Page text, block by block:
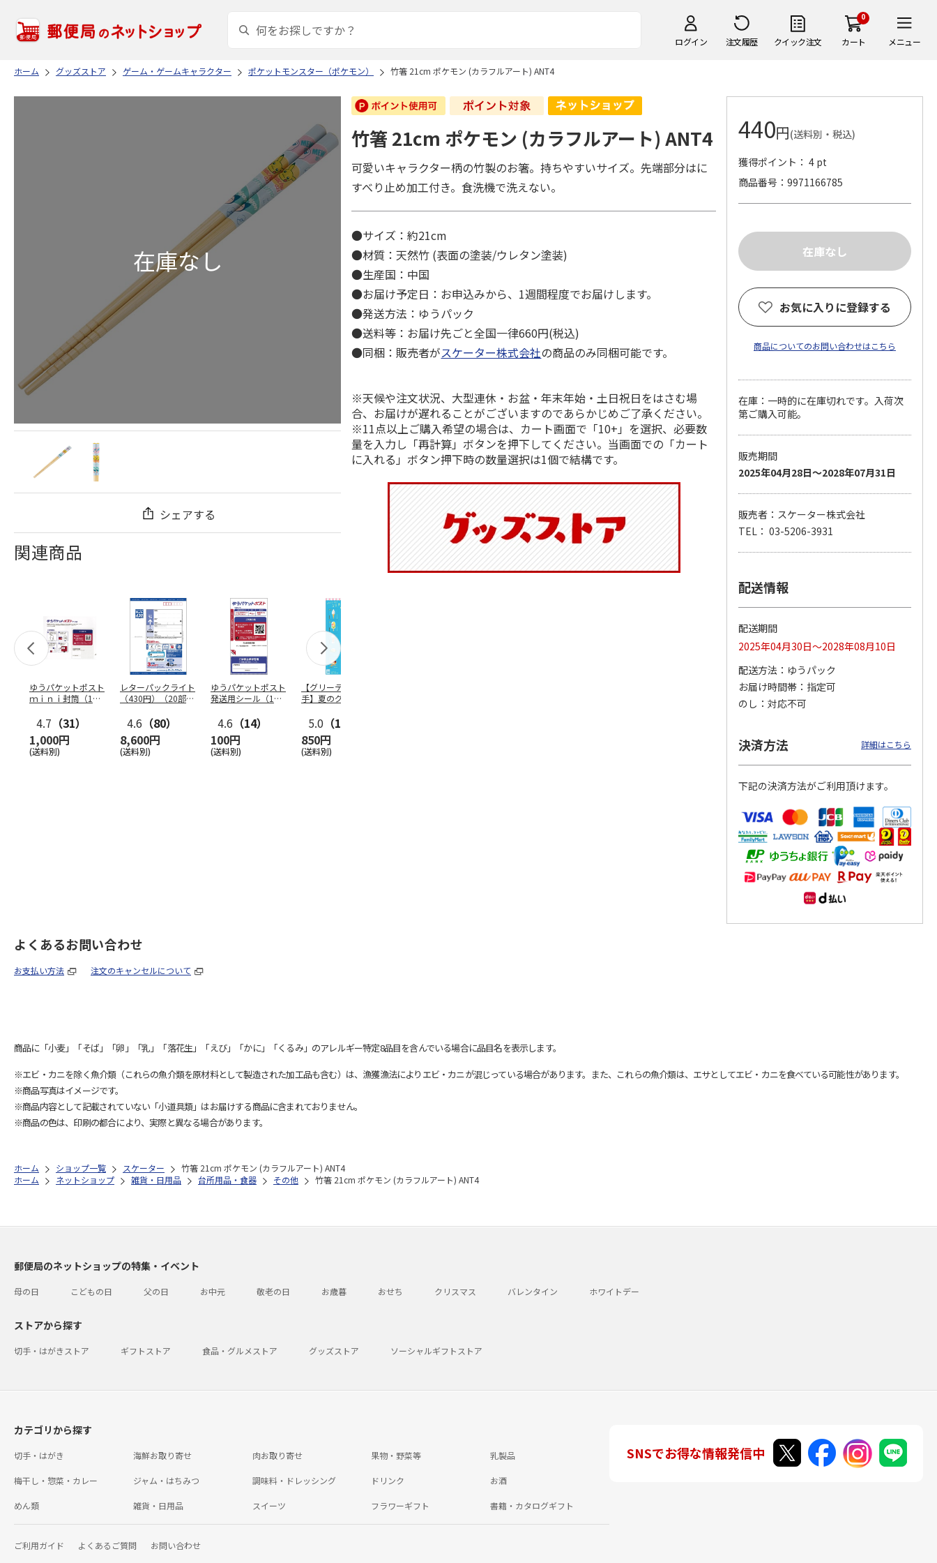
ログイン 注文履歴 クイック注文
0
カート メニュー
ホーム グッズストア ゲーム・ゲームキャラクター ポケットモンスター（ポケモン） 竹箸 21cm ポケモン (カラフルアート) ANT4
シェアする
関連商品
ゆうパケットポスト
ｍｉｎｉ封筒（1個
4.7 （31）
1,000円
(送料別)
レターパックライト
（430円）（20部セ
4.6 （80）
8,600円
(送料別)
ゆうパケットポスト
発送用シール（1個
4.6 （14）
100円
(送料別)
【グリーティング切
手】夏のグリーティ
5.0 （10）
850円
(送料別)
【グリーティング切
手】グリーティング
（シンプル）（110
5,500円
(送料別)
11,000円
(送料別)
竹箸 21cm ポケモン (カラフルアート) ANT4
可愛いキャラクター柄の竹製のお箸。持ちやすいサイズ。先端部分はに
すべり止め加工付き。食洗機で洗えない。
●サイズ：約21cm
●材質：天然竹 (表面の塗装/ウレタン塗装)
●生産国：中国
●お届け予定日：お申込みから、1週間程度でお届けします。
●発送方法：ゆうパック
●送料等：お届け先ごと全国一律660円(税込)
●同梱：販売者がスケーター株式会社の商品のみ同梱可能です。
※天候や注文状況、大型連休・お盆・年末年始・土日祝日をはさむ場
合、お届けが遅れることがございますのであらかじめご了承ください。
※11点以上ご購入希望の場合は、カート画面で「10+」を選択、必要数
量を入力し「再計算」ボタンを押下してください。当画面での「カート
に入れる」ボタン押下時の数量選択は1個で結構です。
440円(送料別・税込)
獲得ポイント： 4 pt
商品番号
9971166785
お気に入りに登録する
商品についてのお問い合わせはこちら
在庫：一時的に在庫切れです。入荷次
第ご購入可能。
販売期間
2025年04月28日～2028年07月31日
販売者：スケーター株式会社
TEL： 03-5206-3931
配送情報
配送期間
2025年04月30日～2028年08月10日
配送方法
ゆうパック
お届け時間帯
指定可
のし
対応不可
決済方法 詳細はこちら
下記の決済方法がご利用頂けます。
よくあるお問い合わせ
お支払い方法 注文のキャンセルについて
商品に「小麦」「そば」「卵」「乳」「落花生」「えび」「かに」「くるみ」のアレルギー特定8品目を含んでいる場合に品目名を表示します。
※エビ・カニを除く魚介類（これらの魚介類を原材料として製造された加工品も含む）は、漁獲漁法によりエビ・カニが混じっている場合があります。また、これらの魚介類は、エサとしてエビ・カニを食べている可能性があります。
※商品写真はイメージです。
※商品内容として記載されていない「小道具類」はお届けする商品に含まれておりません。
※商品の色は、印刷の都合により、実際と異なる場合があります。
ホーム ショップ一覧 スケーター
竹箸 21cm ポケモン (カラフルアート) ANT4
ホーム
ネットショップ 雑貨・日用品 台所用品・食器 その他 竹箸 21cm ポケモン (カラフルアート) ANT4
郵便局のネットショップの特集・イベント
母の日 こどもの日 父の日 お中元 敬老の日 お歳暮 おせち クリスマス バレンタイン ホワイトデー
ストアから探す
切手・はがきストア ギフトストア 食品・グルメストア グッズストア ソーシャルギフトストア
カテゴリから探す
切手・はがき 海鮮お取り寄せ 肉お取り寄せ 果物・野菜等 乳製品
梅干し・惣菜・カレー ジャム・はちみつ 調味料・ドレッシング ドリンク お酒
めん類 雑貨・日用品 スイーツ フラワーギフト 書籍・カタログギフト
ご利用ガイド よくあるご質問 お問い合わせ
SNSでお得な情報発信中